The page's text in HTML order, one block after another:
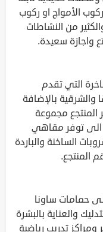
الأمواج او ركوب
من النشاطات
واجازة سعيدة.
التي تقدم
والشرقية بالإضافة
المنتجع مجموعة
الى توفر مقاهي
الساخنة والباردة
المنتجع.
حمامات ساونا
والعناية بالبشرة
تدريب رياضية